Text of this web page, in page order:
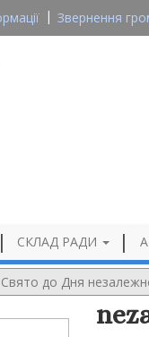
Звернення
СКЛАД РАДИ
Свято до Дня